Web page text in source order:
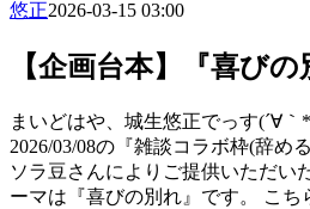
悠正2026-03-15 03:00
【企画台本】『喜びの
まいどはや、城生悠正でっす(´∀｀
2026/03/08の『雑談コラボ枠(辞め
ソラ豆さんによりご提供いただい
ーマは『喜びの別れ』です。 こ